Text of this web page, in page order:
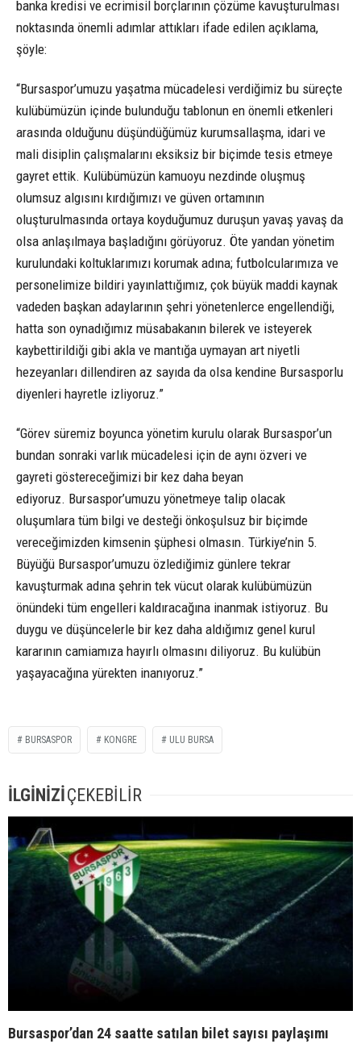
banka kredisi ve ecrimisil borçlarının çözüme kavuşturulması
noktasında önemli adımlar attıkları ifade edilen açıklama,
şöyle:
“Bursaspor’umuzu yaşatma mücadelesi verdiğimiz bu süreçte
kulübümüzün içinde bulunduğu tablonun en önemli etkenleri
arasında olduğunu düşündüğümüz kurumsallaşma, idari ve
mali disiplin çalışmalarını eksiksiz bir biçimde tesis etmeye
gayret ettik. Kulübümüzün kamuoyu nezdinde oluşmuş
olumsuz algısını kırdığımızı ve güven ortamının
oluşturulmasında ortaya koyduğumuz duruşun yavaş yavaş da
olsa anlaşılmaya başladığını görüyoruz. Öte yandan yönetim
kurulundaki koltuklarımızı korumak adına; futbolcularımıza ve
personelimize bildiri yayınlattığımız, çok büyük maddi kaynak
vadeden başkan adaylarının şehri yönetenlerce engellendiği,
hatta son oynadığımız müsabakanın bilerek ve isteyerek
kaybettirildiği gibi akla ve mantığa uymayan art niyetli
hezeyanları dillendiren az sayıda da olsa kendine Bursasporlu
diyenleri hayretle izliyoruz.”
“Görev süremiz boyunca yönetim kurulu olarak Bursaspor’un
bundan sonraki varlık mücadelesi için de aynı özveri ve
gayreti göstereceğimizi bir kez daha beyan
ediyoruz. Bursaspor’umuzu yönetmeye talip olacak
oluşumlara tüm bilgi ve desteği önkoşulsuz bir biçimde
vereceğimizden kimsenin şüphesi olmasın. Türkiye’nin 5.
Büyüğü Bursaspor’umuzu özlediğimiz günlere tekrar
kavuşturmak adına şehrin tek vücut olarak kulübümüzün
önündeki tüm engelleri kaldıracağına inanmak istiyoruz. Bu
duygu ve düşüncelerle bir kez daha aldığımız genel kurul
kararının camiamıza hayırlı olmasını diliyoruz. Bu kulübün
yaşayacağına yürekten inanıyoruz.”
BURSASPOR KONGRE ULU BURSA
İLGİNİZİÇEKEBİLİR
Bursaspor’dan 24 saatte satılan bilet sayısı paylaşımı